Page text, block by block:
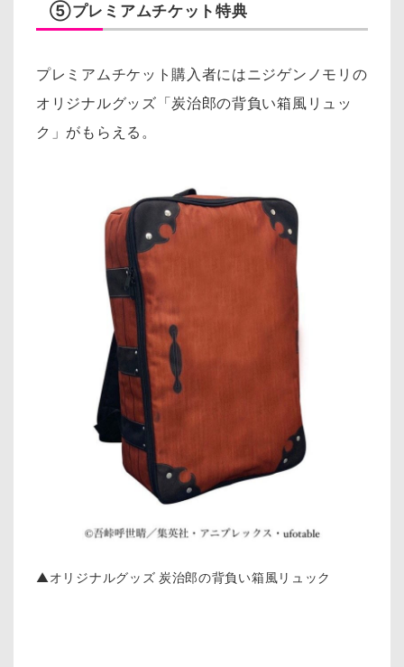
⑤プレミアムチケット特典
プレミアムチケット購入者にはニジゲンノモリの
オリジナルグッズ「炭治郎の背負い箱風リュッ
ク」がもらえる。
▲オリジナルグッズ 炭治郎の背負い箱風リュック